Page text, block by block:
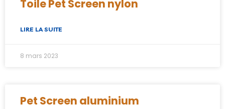
Toile Pet Screen nylon
LIRE LA SUITE
8 mars 2023
Pet Screen aluminium